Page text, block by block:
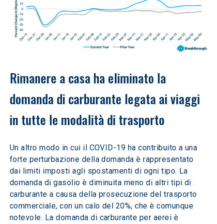
Rimanere a casa ha eliminato la
domanda di carburante legata ai viaggi
in tutte le modalità di trasporto
Un altro modo in cui il COVID-19 ha contribuito a una
forte perturbazione della domanda è rappresentato
dai limiti imposti agli spostamenti di ogni tipo. La
domanda di gasolio è diminuita meno di altri tipi di
carburante a causa della prosecuzione del trasporto
commerciale, con un calo del 20%, che è comunque
notevole. La domanda di carburante per aerei è